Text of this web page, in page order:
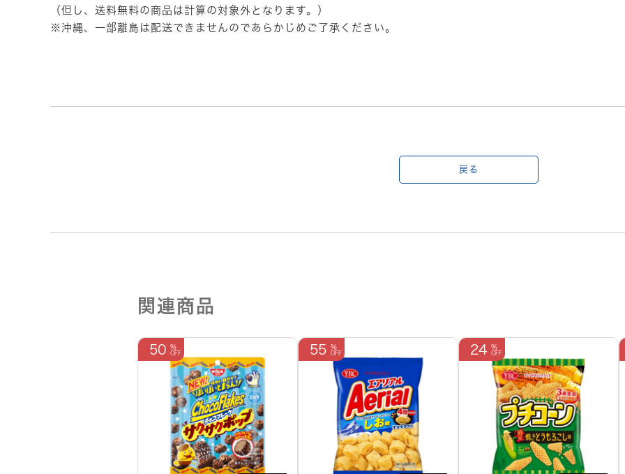
（但し、送料無料の商品は計算の対象外となります。）
※沖縄、一部離島は配送できませんのであらかじめご了承ください。
戻る
関連商品
50 55 24